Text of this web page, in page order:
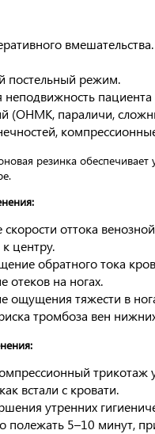
вмешательства.
постельный режим.
неподвижность пациента
(ОНМК, параличи,
резинка
скорости оттока
центру.
обратного тока
отеков на ногах.
ощущения тяжести в
тромбоза вен
трикотаж
встали с кровати.
утренних
полежать 5–10 минут,